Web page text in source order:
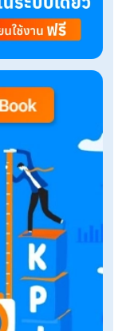
รี
เซฟเวลาทำงาน เพิ่มคุณ